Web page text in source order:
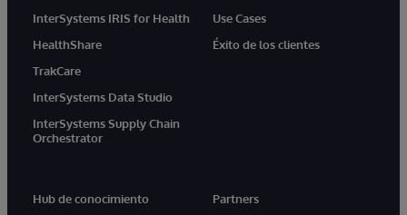
InterSystems IRIS for Health
HealthShare
TrakCare
InterSystems Data Studio
InterSystems Supply Chain
Orchestrator
Use Cases
Éxito de los clientes
Hub de conocimiento
Partners